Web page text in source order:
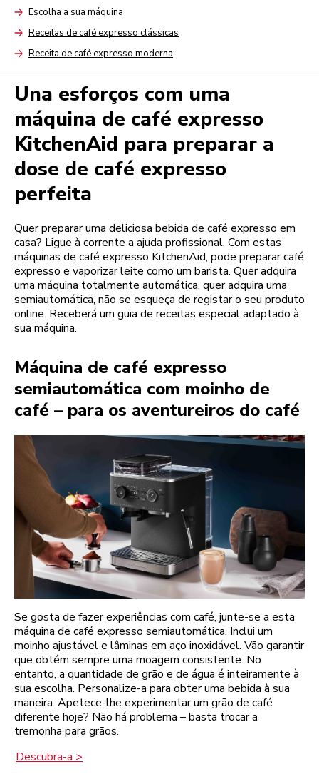
ArrowEscolha a sua máquina
ArrowReceitas de café expresso clássicas
ArrowReceita de café expresso moderna
Una esforços com uma
máquina de café expresso
KitchenAid para preparar a
dose de café expresso
perfeita
Quer preparar uma deliciosa bebida de café expresso em
casa? Ligue à corrente a ajuda profissional. Com estas
máquinas de café expresso KitchenAid, pode preparar café
expresso e vaporizar leite como um barista. Quer adquira
uma máquina totalmente automática, quer adquira uma
semiautomática, não se esqueça de registar o seu produto
online. Receberá um guia de receitas especial adaptado à
sua máquina.
Máquina de café expresso
semiautomática com moinho de
café – para os aventureiros do café
Se gosta de fazer experiências com café, junte-se a esta
máquina de café expresso semiautomática. Inclui um
moinho ajustável e lâminas em aço inoxidável. Vão garantir
que obtém sempre uma moagem consistente. No
entanto, a quantidade de grão e de água é inteiramente à
sua escolha. Personalize-a para obter uma bebida à sua
maneira. Apetece-lhe experimentar um grão de café
diferente hoje? Não há problema – basta trocar a
tremonha para grãos.
Descubra-a >